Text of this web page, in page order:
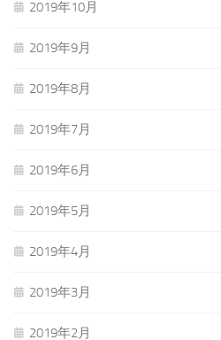
2019年10月
2019年9月
2019年8月
2019年7月
2019年6月
2019年5月
2019年4月
2019年3月
2019年2月